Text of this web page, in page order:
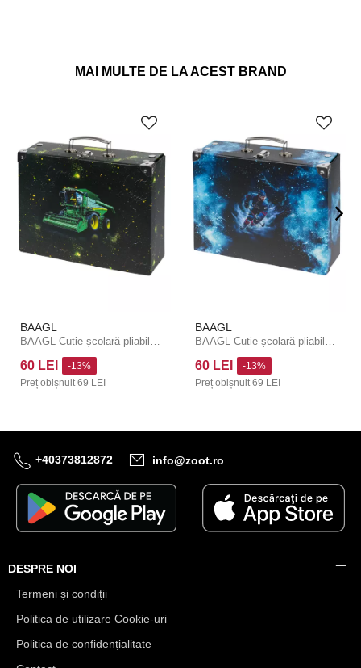
MAI MULTE DE LA ACEST BRAND
BAAGL
BAAGL Cutie școlară pliabilă Tractor cu metal
60 LEI
Preț obișnuit 69 LEI
-13%
BAAGL
BAAGL Cutie școlară pliabilă Hochei cu metal
60 LEI
Preț obișnuit 69 LEI
-13%
+40373812872 info@zoot.ro
DESPRE NOI
Termeni și condiții
Politica de utilizare Cookie-uri
Politica de confidențialitate